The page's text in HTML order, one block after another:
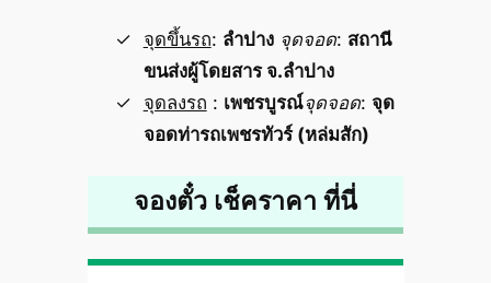
จุดขึ้นรถ: ลำปาง จุดจอด: สถานี
ขนส่งผู้โดยสาร จ.ลำปาง
จุดลงรถ : เพชรบูรณ์จุดจอด: จุด
จอดท่ารถเพชรทัวร์ (หล่มสัก)
จองตั๋ว เช็คราคา ที่นี่